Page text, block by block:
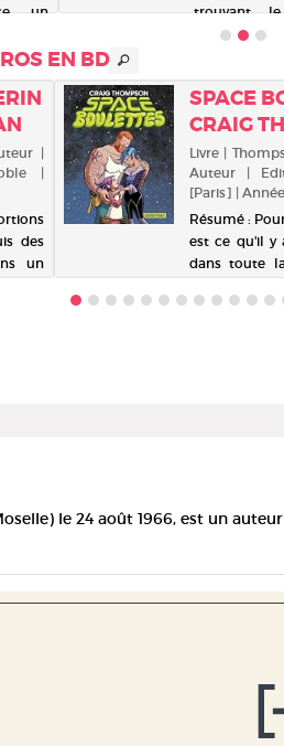
trouvant
fabuleux
qui l'a
caoutchouc.
de
un
EN BD
|
|
des
un
une
de
SPACE
CRAIG
Livre |
Auteur |
[Paris] |
Résumé :
est ce qu'il y
dans toute
cours d'une
le 24 août 1966, est un